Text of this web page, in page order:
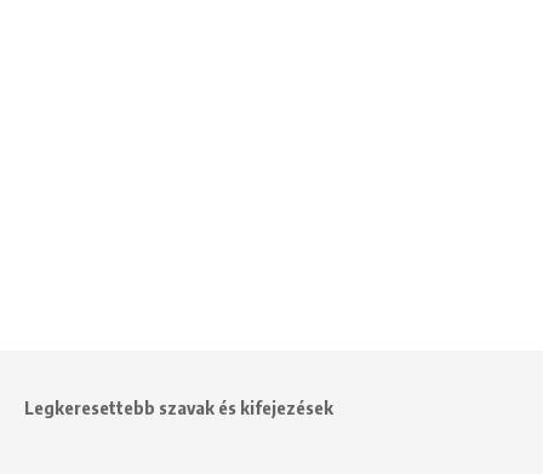
Legkeresettebb szavak és kifejezések